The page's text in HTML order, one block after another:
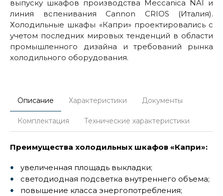
выпуску шкафов производства Mecсanica NAI и
линия вспенивания Cannon CRIOS (Италия).
Холодильные шкафы «Капри» проектировались с
учетом последних мировых тенденций в области
промышленного дизайна и требований рынка
холодильного оборудования.
Описание Характеристики Документы
Комплектация Технические характеристики
Преимущества холодильных шкафов «Капри»:
увеличенная площадь выкладки;
светодиодная подсветка внутреннего объема;
повышение класса энергопотребления;